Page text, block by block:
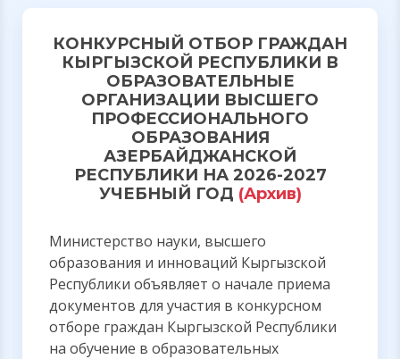
КОНКУРСНЫЙ ОТБОР ГРАЖДАН
КЫРГЫЗСКОЙ РЕСПУБЛИКИ В
ОБРАЗОВАТЕЛЬНЫЕ
ОРГАНИЗАЦИИ ВЫСШЕГО
ПРОФЕССИОНАЛЬНОГО
ОБРАЗОВАНИЯ
АЗЕРБАЙДЖАНСКОЙ
РЕСПУБЛИКИ НА 2026-2027
УЧЕБНЫЙ ГОД (Архив)
Министерство науки, высшего
образования и инноваций Кыргызской
Республики объявляет о начале приема
документов для участия в конкурсном
отборе граждан Кыргызской Республики
на обучение в образовательных